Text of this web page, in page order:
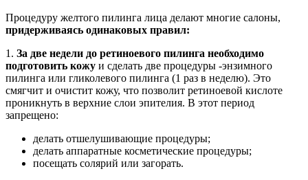
Процедуру желтого пилинга лица делают многие салоны,
придерживаясь одинаковых правил:
1. За две недели до ретиноевого пилинга необходимо
подготовить кожу и сделать две процедуры -энзимного
пилинга или гликолевого пилинга (1 раз в неделю). Это
смягчит и очистит кожу, что позволит ретиноевой кислоте
проникнуть в верхние слои эпителия. В этот период
запрещено:
делать отшелушивающие процедуры;
делать аппаратные косметические процедуры;
посещать солярий или загорать.